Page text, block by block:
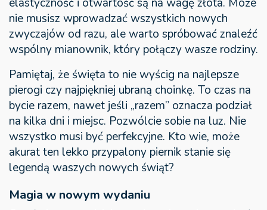
nie musisz wprowadzać wszystkich nowych
zwyczajów od razu, ale warto spróbować znaleźć
wspólny mianownik, który połączy wasze rodziny.
Pamiętaj, że święta to nie wyścig na najlepsze
pierogi czy najpiękniej ubraną choinkę. To czas na
bycie razem, nawet jeśli „razem” oznacza podział
na kilka dni i miejsc. Pozwólcie sobie na luz. Nie
wszystko musi być perfekcyjne. Kto wie, może
akurat ten lekko przypalony piernik stanie się
legendą waszych nowych świąt?
Magia w nowym wydaniu